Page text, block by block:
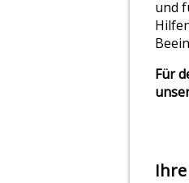
und
Für